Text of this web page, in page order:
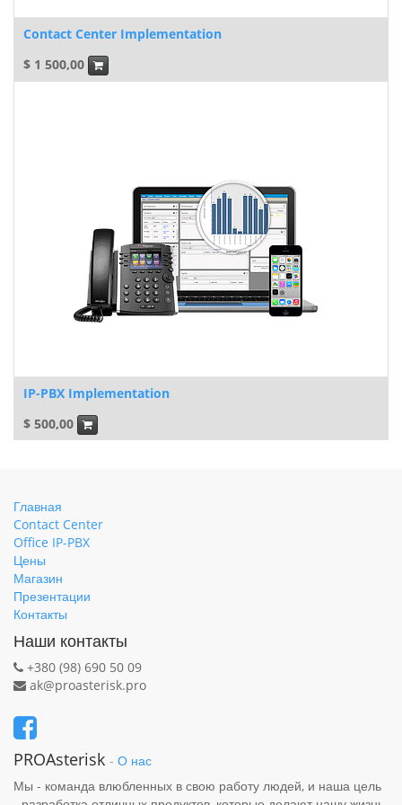
Contact Center Implementation
$ 1 500,00
IP-PBX Implementation
$ 500,00
Главная
Contact Center
Office IP-PBX
Цены
Магазин
Презентации
Контакты
Наши контакты
+380 (98) 690 50 09
ak@proasterisk.pro
PROAsterisk - О нас
Мы - команда влюбленных в свою работу людей, и наша цель